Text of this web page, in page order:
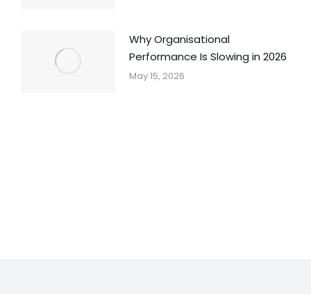
Why Organisational
Performance Is Slowing in 2026
May 15, 2026